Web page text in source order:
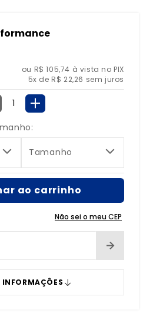
ou R$ 105,74 à vista no PIX
5x de R$ 22,26 sem juros
＋
Tamanho
ao carrinho
Não sei o meu CEP
INFORMAÇÔES